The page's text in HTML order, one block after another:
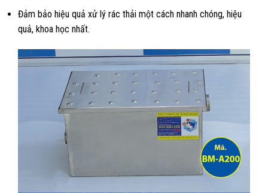
Đảm bảo hiệu quả xử lý rác thải một cách nhanh chóng, hiệu
quả, khoa học nhất.